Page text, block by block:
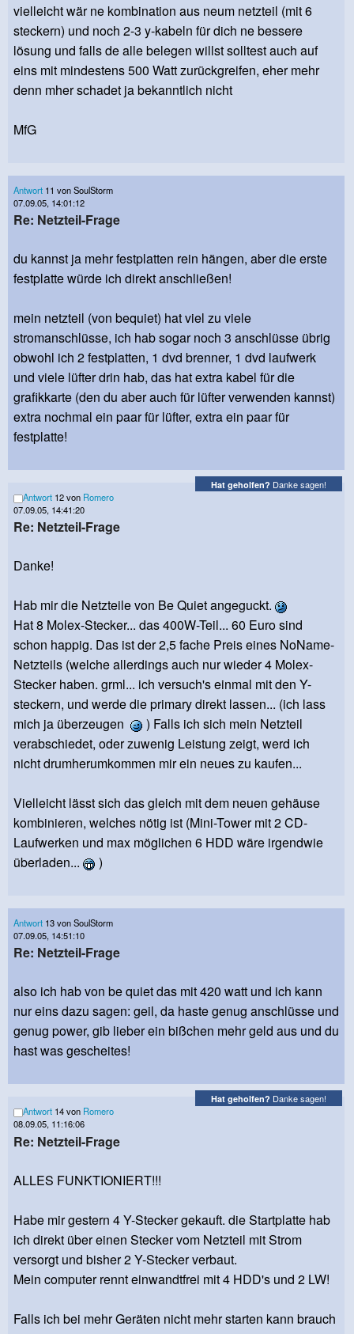
vielleicht wär ne kombination aus neum netzteil (mit 6
steckern) und noch 2-3 y-kabeln für dich ne bessere
lösung und falls de alle belegen willst solltest auch auf
eins mit mindestens 500 Watt zurückgreifen, eher mehr
denn mher schadet ja bekanntlich nicht
MfG
Antwort 11 von SoulStorm
07.09.05, 14:01:12
Re: Netzteil-Frage
du kannst ja mehr festplatten rein hängen, aber die erste
festplatte würde ich direkt anschließen!
mein netzteil (von bequiet) hat viel zu viele
stromanschlüsse, ich hab sogar noch 3 anschlüsse übrig
obwohl ich 2 festplatten, 1 dvd brenner, 1 dvd laufwerk
und viele lüfter drin hab, das hat extra kabel für die
grafikkarte (den du aber auch für lüfter verwenden kannst)
extra nochmal ein paar für lüfter, extra ein paar für
festplatte!
Hat geholfen? Danke sagen!
Antwort 12 von Romero
07.09.05, 14:41:20
Re: Netzteil-Frage
Danke!
Hab mir die Netzteile von Be Quiet angeguckt.
Hat 8 Molex-Stecker... das 400W-Teil... 60 Euro sind
schon happig. Das ist der 2,5 fache Preis eines NoName-
Netzteils (welche allerdings auch nur wieder 4 Molex-
Stecker haben. grml... ich versuch's einmal mit den Y-
steckern, und werde die primary direkt lassen... (ich lass
mich ja überzeugen
) Falls ich sich mein Netzteil
verabschiedet, oder zuwenig Leistung zeigt, werd ich
nicht drumherumkommen mir ein neues zu kaufen...
Vielleicht lässt sich das gleich mit dem neuen gehäuse
kombinieren, welches nötig ist (Mini-Tower mit 2 CD-
Laufwerken und max möglichen 6 HDD wäre irgendwie
überladen...
)
Antwort 13 von SoulStorm
07.09.05, 14:51:10
Re: Netzteil-Frage
also ich hab von be quiet das mit 420 watt und ich kann
nur eins dazu sagen: geil, da haste genug anschlüsse und
genug power, gib lieber ein bißchen mehr geld aus und du
hast was gescheites!
Hat geholfen? Danke sagen!
Antwort 14 von Romero
08.09.05, 11:16:06
Re: Netzteil-Frage
ALLES FUNKTIONIERT!!!
Habe mir gestern 4 Y-Stecker gekauft. die Startplatte hab
ich direkt über einen Stecker vom Netzteil mit Strom
versorgt und bisher 2 Y-Stecker verbaut.
Mein computer rennt einwandtfrei mit 4 HDD's und 2 LW!
Falls ich bei mehr Geräten nicht mehr starten kann brauch